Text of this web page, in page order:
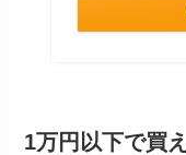
1万円以下で買